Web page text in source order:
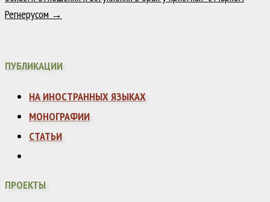
Регнерусом →
ПУБЛИКАЦИИ
НА ИНОСТРАННЫХ ЯЗЫКАХ
МОНОГРАФИИ
СТАТЬИ
ПРОЕКТЫ